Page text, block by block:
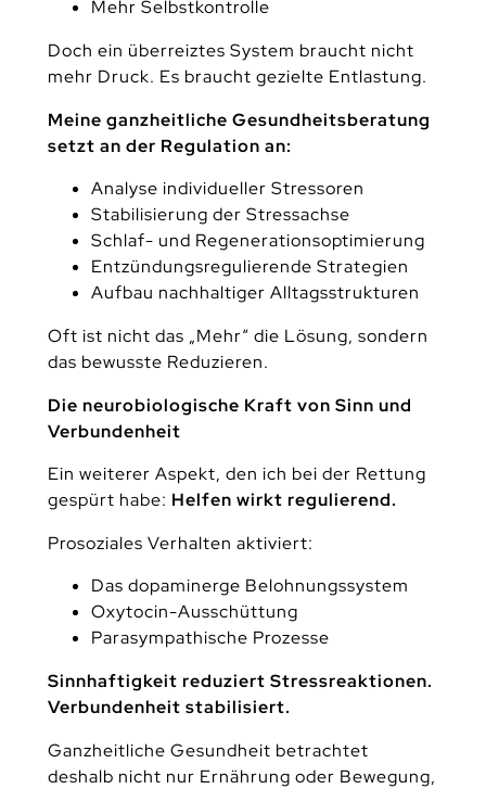
Mehr Selbstkontrolle
Doch ein überreiztes System braucht nicht
mehr Druck. Es braucht gezielte Entlastung.
Meine ganzheitliche Gesundheitsberatung
setzt an der Regulation an:
Analyse individueller Stressoren
Stabilisierung der Stressachse
Schlaf- und Regenerationsoptimierung
Entzündungsregulierende Strategien
Aufbau nachhaltiger Alltagsstrukturen
Oft ist nicht das „Mehr“ die Lösung, sondern
das bewusste Reduzieren.
Die neurobiologische Kraft von Sinn und
Verbundenheit
Ein weiterer Aspekt, den ich bei der Rettung
gespürt habe: Helfen wirkt regulierend.
Prosoziales Verhalten aktiviert:
Das dopaminerge Belohnungssystem
Oxytocin-Ausschüttung
Parasympathische Prozesse
Sinnhaftigkeit reduziert Stressreaktionen.
Verbundenheit stabilisiert.
Ganzheitliche Gesundheit betrachtet
deshalb nicht nur Ernährung oder Bewegung,